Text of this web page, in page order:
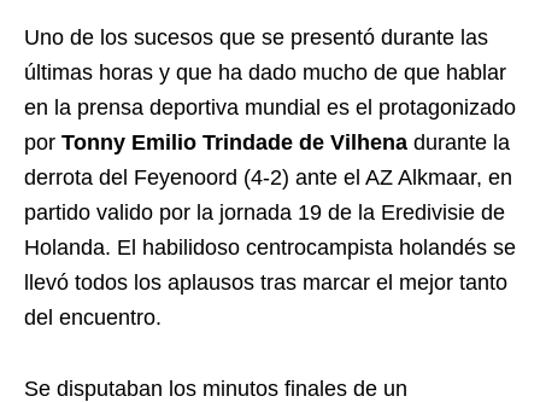
Uno de los sucesos que se presentó durante las
últimas horas y que ha dado mucho de que hablar
en la prensa deportiva mundial es el protagonizado
por Tonny Emilio Trindade de Vilhena durante la
derrota del Feyenoord (4-2) ante el AZ Alkmaar, en
partido valido por la jornada 19 de la Eredivisie de
Holanda. El habilidoso centrocampista holandés se
llevó todos los aplausos tras marcar el mejor tanto
del encuentro.
Se disputaban los minutos finales de un